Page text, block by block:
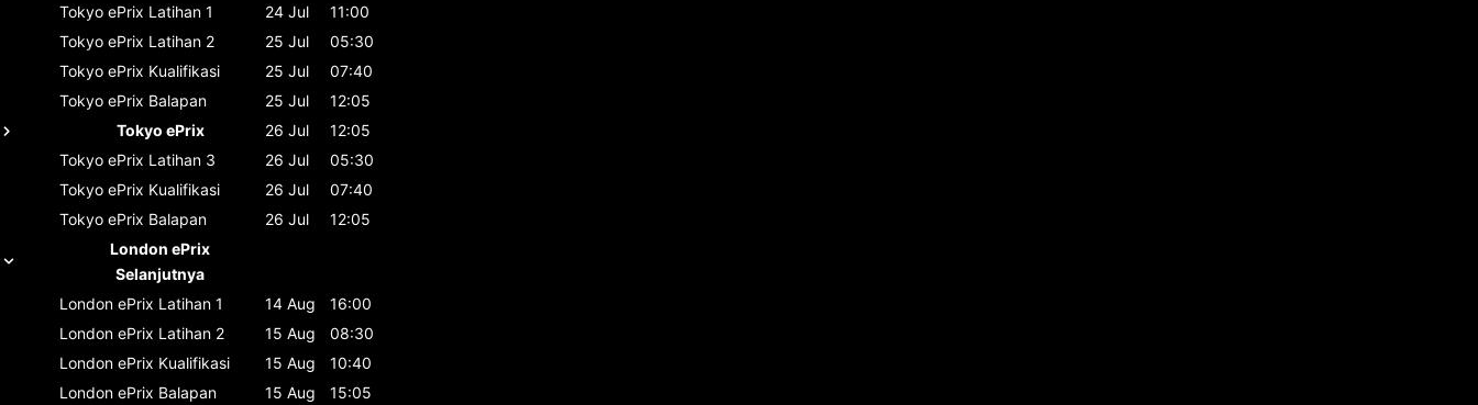
Tokyo ePrix Latihan 1 24 Jul
11:00
Tokyo ePrix Latihan 2 25 Jul
05:30
Tokyo ePrix Kualifikasi 25 Jul
07:40
Tokyo ePrix Balapan 25 Jul
12:05
Tokyo ePrix
26 Jul
12:05
Tokyo ePrix Latihan 3 26 Jul
05:30
Tokyo ePrix Kualifikasi 26 Jul
07:40
Tokyo ePrix Balapan 26 Jul
12:05
London ePrix
Selanjutnya
London ePrix Latihan 1 14 Aug
16:00
London ePrix Latihan 2 15 Aug
08:30
London ePrix Kualifikasi 15 Aug
10:40
London ePrix Balapan 15 Aug
15:05